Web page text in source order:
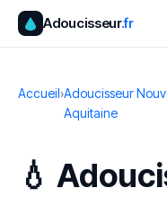
Adoucisseur.fr
Accueil›Adoucisseur
Aquitaine
💧